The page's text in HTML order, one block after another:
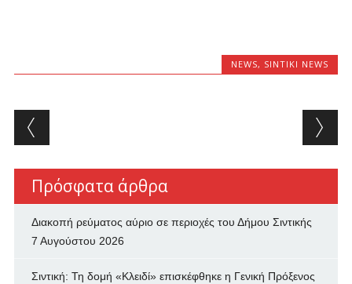
NEWS, SINTIKI NEWS
Post navigation
Πρόσφατα άρθρα
Διακοπή ρεύματος αύριο σε περιοχές του Δήμου Σιντικής
7 Αυγούστου 2026
Σιντική: Τη δομή «Κλειδί» επισκέφθηκε η Γενική Πρόξενος